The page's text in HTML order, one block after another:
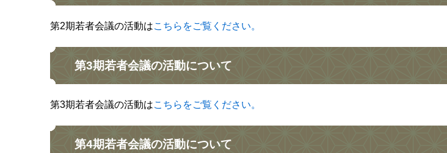
第2期若者会議の活動はこちらをご覧ください。
第3期若者会議の活動について
第3期若者会議の活動はこちらをご覧ください。
第4期若者会議の活動について